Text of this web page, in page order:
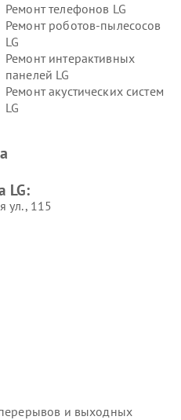
Ремонт телефонов LG
Ремонт роботов-пылесосов
LG
Ремонт интерактивных
панелей LG
Ремонт акустических систем
LG
Ремонт вертикальных
LG:
ул., 115
и выходных